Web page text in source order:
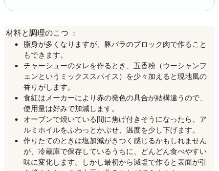
材料と調理のこつ
：
脂身が多くなりますが、豚バラのブロック肉で作ること
もできます。
チャーシューのタレを作るとき、五香粉（ウーシャンフ
ェンというミックススパイス）を少々加えると現地風の
香りがします。
食紅はメーカーにより赤の発色の具合が結構違うので、
使用量は好みで加減します。
オーブンで焼いている間に焦げ付きそうになったら、ア
ルミホイルをふわっとかぶせ、温度を少し下げます。
作りたてのときは塩加減がきつく感じるかもしれません
が、冷蔵庫で保存しているうちに、どんどん食べやすい
味に変化します。しかし最初から減塩で作ると表面が引